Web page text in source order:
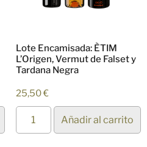
Lote Encamisada: ÈTIM
L’Origen, Vermut de Falset y
Tardana Negra
25,50€
Añadir al carrito